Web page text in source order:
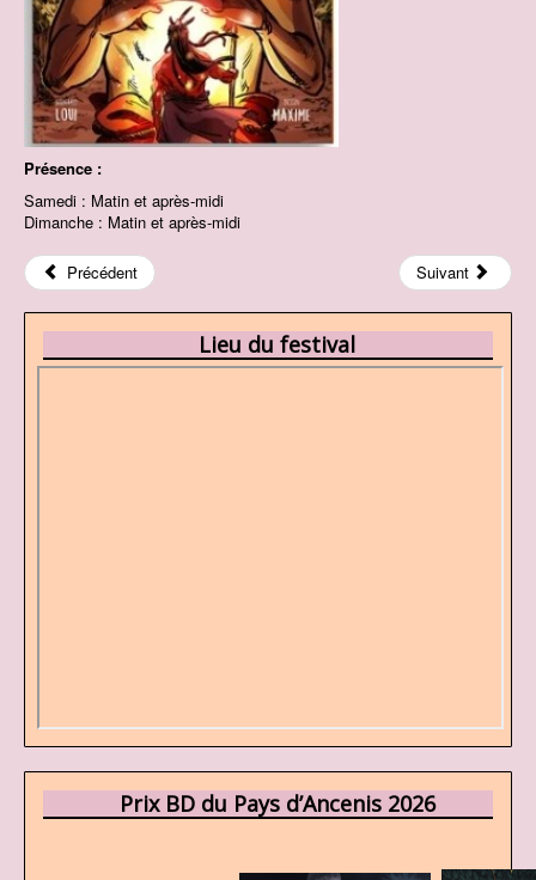
Présence :
Samedi : Matin et après-midi
Dimanche : Matin et après-midi
Précédent Suivant
Lieu du festival
Prix BD du Pays d’Ancenis 2026